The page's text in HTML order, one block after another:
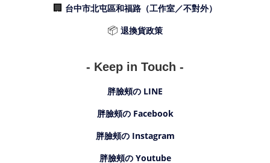
🏢 台中市北屯區和福路（工作室／不對外）
📦 退換貨政策
- Keep in Touch -
胖臉頰の LINE
胖臉頰の Facebook
胖臉頰の Instagram
胖臉頰の Youtube